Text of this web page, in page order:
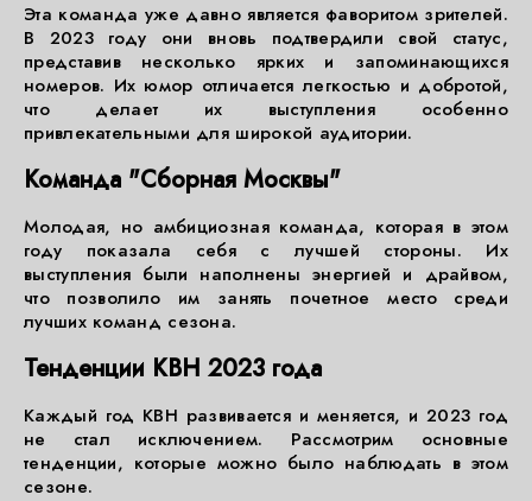
Эта команда уже давно является фаворитом зрителей.
В 2023 году они вновь подтвердили свой статус,
представив несколько ярких и запоминающихся
номеров. Их юмор отличается легкостью и добротой,
что делает их выступления особенно
привлекательными для широкой аудитории.
Команда "Сборная Москвы"
Молодая, но амбициозная команда, которая в этом
году показала себя с лучшей стороны. Их
выступления были наполнены энергией и драйвом,
что позволило им занять почетное место среди
лучших команд сезона.
Тенденции КВН 2023 года
Каждый год КВН развивается и меняется, и 2023 год
не стал исключением. Рассмотрим основные
тенденции, которые можно было наблюдать в этом
сезоне.